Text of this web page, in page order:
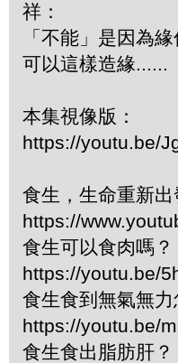
祥：
「不能」是因為
可以這樣造緣......
本集視像版：
https://youtu.be/
食生，生命重新出
https://
食生可以食肉嗎
https://youtu.be/
食生食到無氣無
https://youtu.be/
食生食出脂肪肝